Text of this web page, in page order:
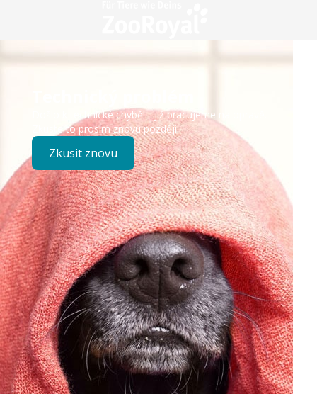
Došlo k technické chybě – již pracujeme na opravě.
Zkuste to prosím znovu později.
Zkusit znovu